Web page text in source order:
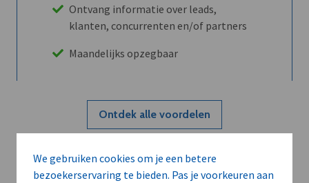
We gebruiken cookies om je een betere
bezoekerservaring te bieden. Pas je voorkeuren aan
Ontvang informatie over leads,
klanten, concurrenten en/of partners
Maandelijks opzegbaar
Ontdek alle voordelen
Abboneer